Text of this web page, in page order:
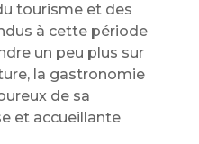
tourisme et des
à cette période
un peu plus sur
la gastronomie
de sa
et accueillante